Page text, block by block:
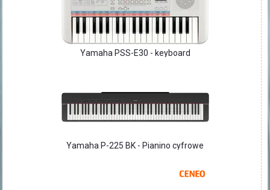
Yamaha PSS-E30 - keyboard
Yamaha P-225 BK - Pianino cyfrowe